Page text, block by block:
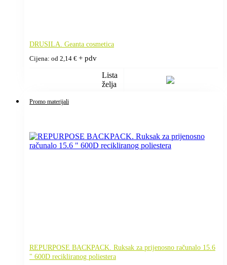
DRUSILA. Geanta cosmetica
Cijena: od 2,14 € + pdv
Lista
želja
Promo materijali
REPURPOSE BACKPACK. Ruksak za prijenosno računalo 15.6
" 600D recikliranog poliestera